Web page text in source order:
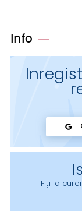
Info
Fiți la